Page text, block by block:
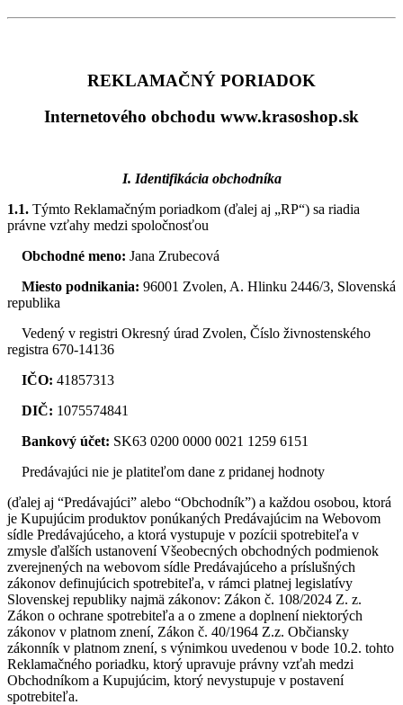
REKLAMAČNÝ PORIADOK
Internetového obchodu www.krasoshop.sk
I. Identifikácia obchodníka
1.1. Týmto Reklamačným poriadkom (ďalej aj „RP“) sa riadia
právne vzťahy medzi spoločnosťou
Obchodné meno: Jana Zrubecová
Miesto podnikania: 96001 Zvolen, A. Hlinku 2446/3, Slovenská
republika
Vedený v registri Okresný úrad Zvolen, Číslo živnostenského
registra 670-14136
IČO: 41857313
DIČ: 1075574841
Bankový účet: SK63 0200 0000 0021 1259 6151
Predávajúci nie je platiteľom dane z pridanej hodnoty
(ďalej aj “Predávajúci” alebo “Obchodník”) a každou osobou, ktorá
je Kupujúcim produktov ponúkaných Predávajúcim na Webovom
sídle Predávajúceho, a ktorá vystupuje v pozícii spotrebiteľa v
zmysle ďalších ustanovení Všeobecných obchodných podmienok
zverejnených na webovom sídle Predávajúceho a príslušných
zákonov definujúcich spotrebiteľa, v rámci platnej legislatívy
Slovenskej republiky najmä zákonov: Zákon č. 108/2024 Z. z.
Zákon o ochrane spotrebiteľa a o zmene a doplnení niektorých
zákonov v platnom znení, Zákon č. 40/1964 Z.z. Občiansky
zákonník v platnom znení, s výnimkou uvedenou v bode 10.2. tohto
Reklamačného poriadku, ktorý upravuje právny vzťah medzi
Obchodníkom a Kupujúcim, ktorý nevystupuje v postavení
spotrebiteľa.